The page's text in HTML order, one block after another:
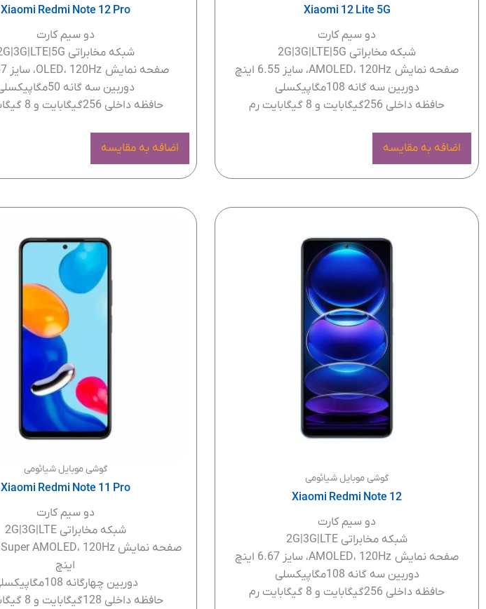
Xiaomi 12 Lite 5G
دو سیم کارت
شبکه مخابراتی 2G|3G|LTE|5G
صفحه نمایش AMOLED، 120Hz، سایز 6.55 اینچ
دوربین سه گانه 108مگاپیکسلی
حافظه داخلی 256گیگابایت و 8 گیگابایت رم
اضافه به مقایسه
Xiaomi Redmi Note 12 Pro
دو سیم کارت
شبکه مخابراتی 2G|3G|LTE|5G
صفحه نمایش OLED، 120Hz، سایز 6.67 اینچ
دوربین سه گانه 50مگاپیکسلی
حافظه داخلی 256گیگابایت و 8 گیگابایت رم
اضافه به مقایسه
گوشی موبایل شیائومی
Xiaomi Redmi Note 12
دو سیم کارت
شبکه مخابراتی 2G|3G|LTE
صفحه نمایش AMOLED، 120Hz، سایز 6.67 اینچ
دوربین سه گانه 108مگاپیکسلی
حافظه داخلی 256گیگابایت و 8 گیگابایت رم
گوشی موبایل شیائومی
Xiaomi Redmi Note 11 Pro
دو سیم کارت
شبکه مخابراتی 2G|3G|LTE
اینچ
دوربین چهارگانه 108مگاپیکسلی
حافظه داخلی 128گیگابایت و 8 گیگابایت رم